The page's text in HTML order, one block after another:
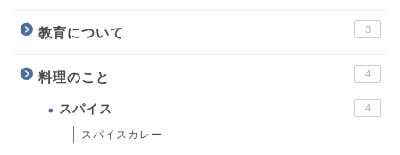
教育について 3
料理のこと 4
スパイス 4
スパイスカレー